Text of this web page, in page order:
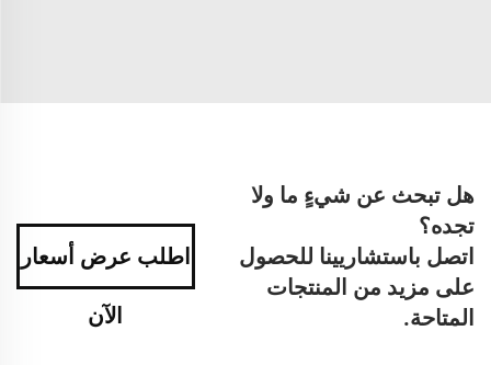
هل تبحث عن شيءٍ ما ولا
تجده؟
اتصل باستشاريينا للحصول
على مزيد من المنتجات
المتاحة.
اطلب عرض أسعار
الآن